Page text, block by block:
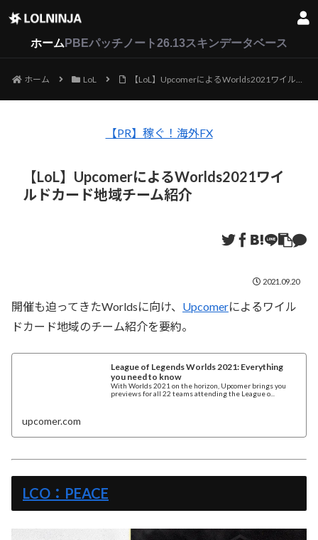
ホーム PBEパッチノート26.13スキンデータベース
ホーム LoL 【LoL】UpcomerによるWorlds2021ワイルドカード地域チーム紹介
【PR】稼ぐ！海外FX
【LoL】UpcomerによるWorlds2021ワイ
ルドカード地域チーム紹介
2021.09.20
開催も迫ってきたWorldsに向け、 Upcomerによるワイル
ドカード地域のチーム紹介を要約。
League of Legends Worlds 2021: Everything
you need to know
With Worlds 2021 on the horizon, Upcomer brings you
previews for all 22 teams attending the League o...
upcomer.com
LCO：PEACE